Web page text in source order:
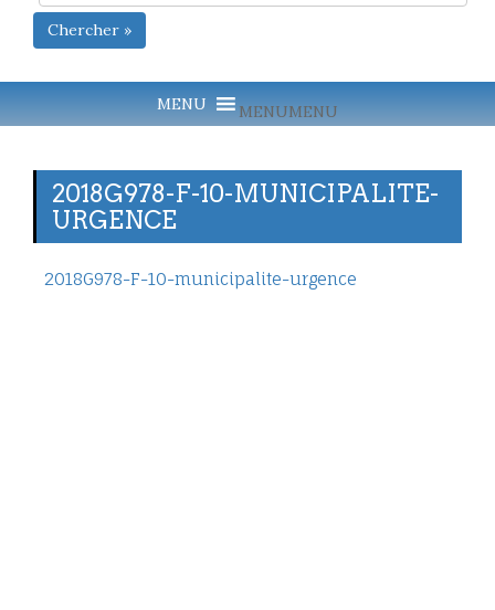
Chercher »
MENUMENU
2018G978-F-10-MUNICIPALITE-
URGENCE
2018G978-F-10-municipalite-urgence